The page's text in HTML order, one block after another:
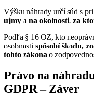
Výšku náhrady určí súd s
ujmy a na okolnosti, za
Podľa § 16 OZ, kto
osobnosti spôsobí škodu,
tohto zákona o
Právo na
GDPR – Záver